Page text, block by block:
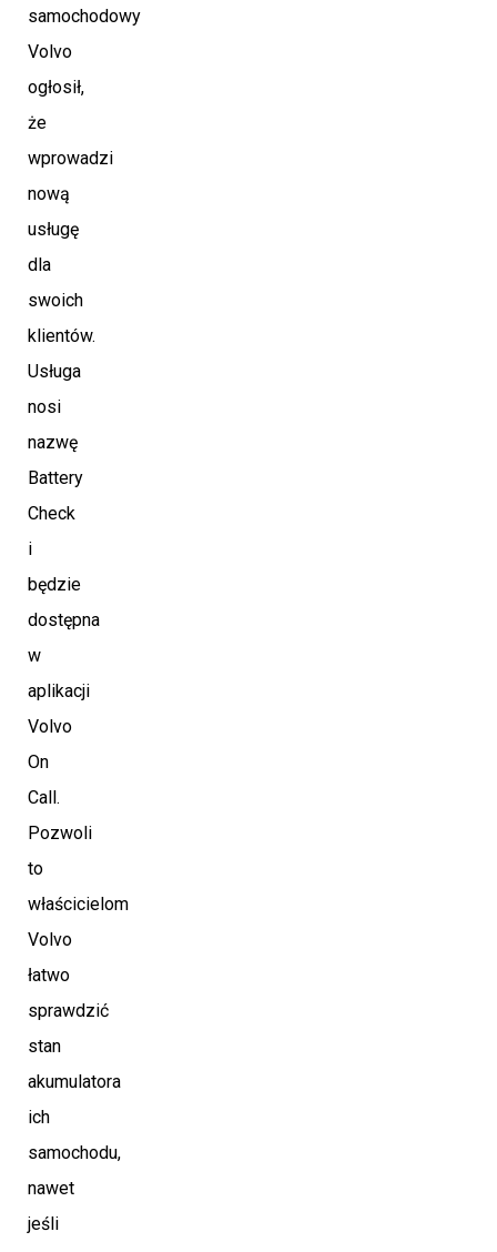
samochodowy
Volvo
ogłosił,
że
wprowadzi
nową
usługę
dla
swoich
klientów.
Usługa
nosi
nazwę
Battery
Check
i
będzie
dostępna
w
aplikacji
Volvo
On
Call.
Pozwoli
to
właścicielom
Volvo
łatwo
sprawdzić
stan
akumulatora
ich
samochodu,
nawet
jeśli